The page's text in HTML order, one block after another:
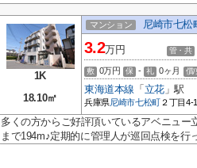
1K
18.10㎡
マンション 尼崎市七松
3.2万円 管・共
敷 0万円 保 - 礼 0ヶ月 償/
東海道本線 「 立花」駅
兵庫県尼崎市七松町 ２丁目4-1
多くの方からご好評頂いているアベニュー
まで194m♪定期的に管理人が巡回点検を行